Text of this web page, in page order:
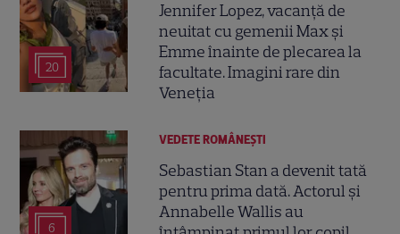
20
Jennifer Lopez, vacanță de
neuitat cu gemenii Max și
Emme înainte de plecarea la
facultate. Imagini rare din
Veneția
6
VEDETE ROMÂNEŞTI
Sebastian Stan a devenit tată
pentru prima dată. Actorul și
Annabelle Wallis au